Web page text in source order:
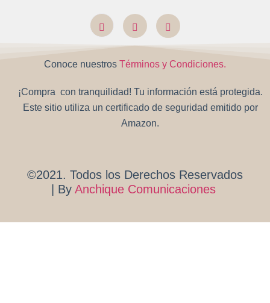
Conoce nuestros Términos y Condiciones.
¡Compra con tranquilidad! Tu información está protegida.
Este sitio utiliza un certificado de seguridad emitido por
Amazon.
©2021. Todos los Derechos Reservados
| By Anchique Comunicaciones